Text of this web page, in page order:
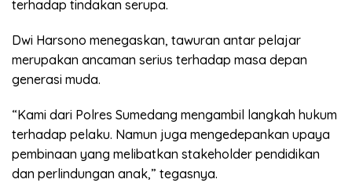
terhadap tindakan serupa.
Dwi Harsono menegaskan, tawuran antar pelajar
merupakan ancaman serius terhadap masa depan
generasi muda.
“Kami dari Polres Sumedang mengambil langkah hukum
terhadap pelaku. Namun juga mengedepankan upaya
pembinaan yang melibatkan stakeholder pendidikan
dan perlindungan anak,” tegasnya.